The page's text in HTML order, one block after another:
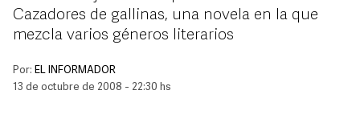
Cazadores de gallinas, una novela en la que
mezcla varios géneros literarios
Por: EL INFORMADOR
13 de octubre de 2008 - 22:30 hs